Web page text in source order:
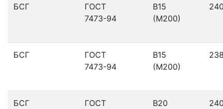
БСГ
ГОСТ
7473-94
В15
(М200)
БСГ
ГОСТ
7473-94
В15
(М200)
БСГ
ГОСТ
В20